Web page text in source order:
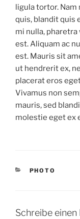
ligula tortor. Nam
quis, blandit quis
mi nulla,
est. Aliquam ac
est. Mauris sit
ut hendrerit ex,
placerat eros
Vivamus non
mauris, sed
molestie eget ex
KATEGORIEN
PHOTO
Schreibe